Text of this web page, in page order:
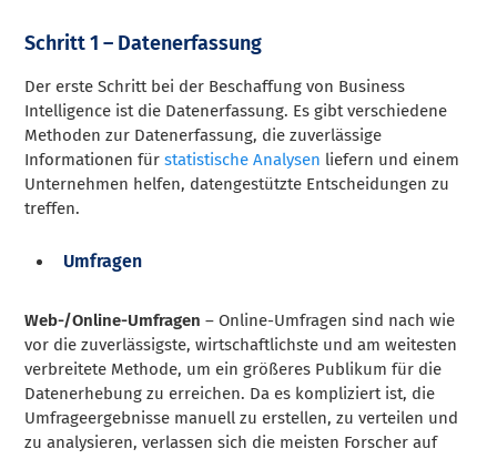
Schritt 1 – Datenerfassung
Der erste Schritt bei der Beschaffung von Business
Intelligence ist die Datenerfassung. Es gibt verschiedene
Methoden zur Datenerfassung, die zuverlässige
Informationen fürstatistische Analysen liefern und einem
Unternehmen helfen, datengestützte Entscheidungen zu
treffen.
Umfragen
Web-/Online-Umfragen – Online-Umfragen sind nach wie
vor die zuverlässigste, wirtschaftlichste und am weitesten
verbreitete Methode, um ein größeres Publikum für die
Datenerhebung zu erreichen. Da es kompliziert ist, die
Umfrageergebnisse manuell zu erstellen, zu verteilen und
zu analysieren, verlassen sich die meisten Forscher auf